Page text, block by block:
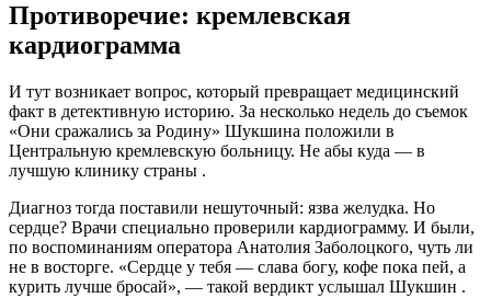
Противоречие: кремлевская
кардиограмма
И тут возникает вопрос, который превращает медицинский
факт в детективную историю. За несколько недель до съемок
«Они сражались за Родину» Шукшина положили в
Центральную кремлевскую больницу. Не абы куда — в
лучшую клинику страны .
Диагноз тогда поставили нешуточный: язва желудка. Но
сердце? Врачи специально проверили кардиограмму. И были,
по воспоминаниям оператора Анатолия Заболоцкого, чуть ли
не в восторге. «Сердце у тебя — слава богу, кофе пока пей, а
курить лучше бросай», — такой вердикт услышал Шукшин .